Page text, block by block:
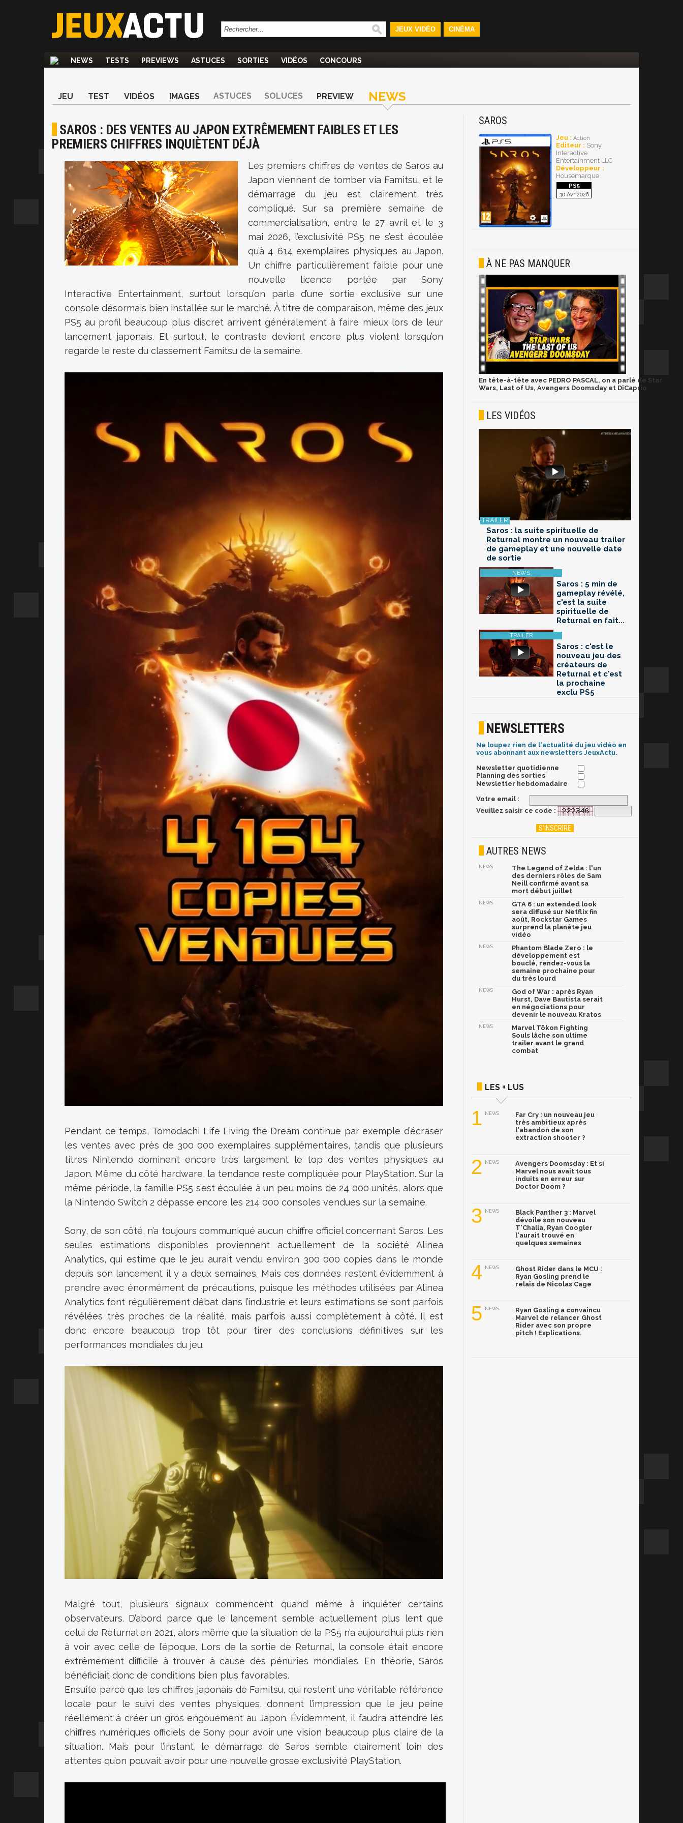
JEUX VIDÉO CINÉMA
NEWS TESTS PREVIEWS ASTUCES SORTIES VIDÉOS CONCOURS
JEU TEST VIDÉOS IMAGES ASTUCES SOLUCES PREVIEW NEWS
SAROS : DES VENTES AU JAPON EXTRÊMEMENT FAIBLES ET LES
PREMIERS CHIFFRES INQUIÈTENT DÉJÀ
Les premiers chiffres de ventes de Saros au
Japon viennent de tomber via Famitsu, et le
démarrage du jeu est clairement très
compliqué. Sur sa première semaine de
commercialisation, entre le 27 avril et le 3
mai 2026, l’exclusivité PS5 ne s’est écoulée
qu’à 4 614 exemplaires physiques au Japon.
Un chiffre particulièrement faible pour une
nouvelle licence portée par Sony
Interactive Entertainment, surtout lorsqu’on parle d’une sortie exclusive sur une
console désormais bien installée sur le marché. À titre de comparaison, même des jeux
PS5 au profil beaucoup plus discret arrivent généralement à faire mieux lors de leur
lancement japonais. Et surtout, le contraste devient encore plus violent lorsqu’on
regarde le reste du classement Famitsu de la semaine.
Pendant ce temps, Tomodachi Life Living the Dream continue par exemple d’écraser
les ventes avec près de 300 000 exemplaires supplémentaires, tandis que plusieurs
titres Nintendo dominent encore très largement le top des ventes physiques au
Japon. Même du côté hardware, la tendance reste compliquée pour PlayStation. Sur la
même période, la famille PS5 s’est écoulée à un peu moins de 24 000 unités, alors que
la Nintendo Switch 2 dépasse encore les 214 000 consoles vendues sur la semaine.
Sony, de son côté, n’a toujours communiqué aucun chiffre officiel concernant Saros. Les
seules estimations disponibles proviennent actuellement de la société Alinea
Analytics, qui estime que le jeu aurait vendu environ 300 000 copies dans le monde
depuis son lancement il y a deux semaines. Mais ces données restent évidemment à
prendre avec énormément de précautions, puisque les méthodes utilisées par Alinea
Analytics font régulièrement débat dans l’industrie et leurs estimations se sont parfois
révélées très proches de la réalité, mais parfois aussi complètement à côté. Il est
donc encore beaucoup trop tôt pour tirer des conclusions définitives sur les
performances mondiales du jeu.
Malgré tout, plusieurs signaux commencent quand même à inquiéter certains
observateurs. D’abord parce que le lancement semble actuellement plus lent que
celui de Returnal en 2021, alors même que la situation de la PS5 n’a aujourd’hui plus rien
à voir avec celle de l’époque. Lors de la sortie de Returnal, la console était encore
extrêmement difficile à trouver à cause des pénuries mondiales. En théorie, Saros
bénéficiait donc de conditions bien plus favorables.
Ensuite parce que les chiffres japonais de Famitsu, qui restent une véritable référence
locale pour le suivi des ventes physiques, donnent l’impression que le jeu peine
réellement à créer un gros engouement au Japon. Évidemment, il faudra attendre les
chiffres numériques officiels de Sony pour avoir une vision beaucoup plus claire de la
situation. Mais pour l’instant, le démarrage de Saros semble clairement loin des
attentes qu’on pouvait avoir pour une nouvelle grosse exclusivité PlayStation.
SAROS
Jeu : Action
Editeur : Sony
Interactive
Entertainment LLC
Développeur :
Housemarque
30 Avr 2026
À NE PAS MANQUER
En tête-à-tête avec PEDRO PASCAL, on a parlé de Star
Wars, Last of Us, Avengers Doomsday et DiCaprio
LES VIDÉOS
Saros : la suite spirituelle de
Returnal montre un nouveau trailer
de gameplay et une nouvelle date
de sortie
Saros : 5 min de
gameplay révélé,
c'est la suite
spirituelle de
Returnal en fait...
Saros : c'est le
nouveau jeu des
créateurs de
Returnal et c'est
la prochaine
exclu PS5
NEWSLETTERS
Ne loupez rien de l'actualité du jeu vidéo en
vous abonnant aux newsletters JeuxActu.
Newsletter quotidienne
Planning des sorties
Newsletter hebdomadaire
Votre email :
Veuillez saisir ce code :
AUTRES NEWS
NEWS
The Legend of Zelda : l'un
des derniers rôles de Sam
Neill confirmé avant sa
mort début juillet
NEWS
GTA 6 : un extended look
sera diffusé sur Netflix fin
août, Rockstar Games
surprend la planète jeu
vidéo
NEWS
Phantom Blade Zero : le
développement est
bouclé, rendez-vous la
semaine prochaine pour
du très lourd
NEWS
God of War : après Ryan
Hurst, Dave Bautista serait
en négociations pour
devenir le nouveau Kratos
NEWS
Marvel Tōkon Fighting
Souls lâche son ultime
trailer avant le grand
combat
LES + LUS
1 NEWS
Far Cry : un nouveau jeu
très ambitieux après
l'abandon de son
extraction shooter ?
2 NEWS
Avengers Doomsday : Et si
Marvel nous avait tous
induits en erreur sur
Doctor Doom ?
3 NEWS
Black Panther 3 : Marvel
dévoile son nouveau
T'Challa, Ryan Coogler
l'aurait trouvé en
quelques semaines
4 NEWS
Ghost Rider dans le MCU :
Ryan Gosling prend le
relais de Nicolas Cage
5 NEWS
Ryan Gosling a convaincu
Marvel de relancer Ghost
Rider avec son propre
pitch ! Explications.